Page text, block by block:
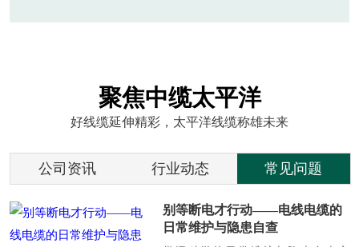
聚焦中缆太平洋
好线缆延伸精彩，太平洋线缆称雄未来
公司资讯 行业动态 常见问题
低压电力电缆全解析：结构、参
数与工程应用